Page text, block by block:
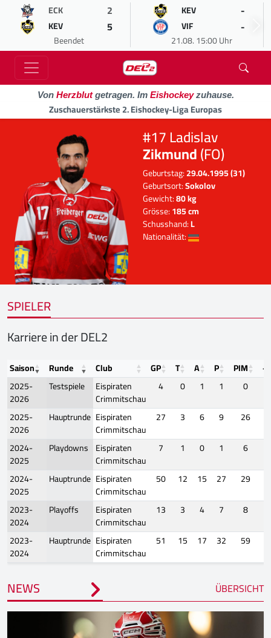
ECK 2
KEV 5
Beendet
KEV -
VIF -
21.08. 15:00 Uhr
Von Herzblutgetragen. Im Eishockeyzuhause.
Zuschauerstärkste 2. Eishockey-Liga Europas
#17 Ladislav
Zikmund(FO)
Geburtstag:29.04.1995 (31)
Geburtsort:Sokolov
Gewicht:80 kg
Grösse:185 cm
Schusshand:L
Nationalität:
SPIELER
Karriere in der DEL2
Saison Runde Club GP T A P PIM
2025-
2026
Testspiele
Eispiraten
Crimmitschau
4 0 1 1
0
2025-
2026
Hauptrunde Eispiraten
Crimmitschau
27 3 6 9 26
2024-
2025
Playdowns Eispiraten
Crimmitschau
7 1 0 1 6
2024-
2025
Hauptrunde Eispiraten
Crimmitschau
50 12 15 27 29
2023-
2024
Playoffs
Eispiraten
Crimmitschau
13 3 4 7
8
2023-
2024
Hauptrunde Eispiraten
Crimmitschau
51 15 17 32 59
NEWS ÜBERSICHT